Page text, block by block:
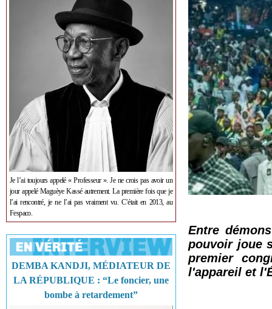
Je l’ai toujours appelé « Professeur ». Je ne crois pas avoir un
jour appelé Maguèye Kassé autrement. La première fois que je
l’ai rencontré, je ne l’ai pas vraiment vu. C’était en 2013, au
Fespaco.
DEMBA KANDJI, MÉDIATEUR DE
LA RÉPUBLIQUE : “Le foncier, une
bombe à retardement”
Entre
pouvoir joue
premier
l'appareil et